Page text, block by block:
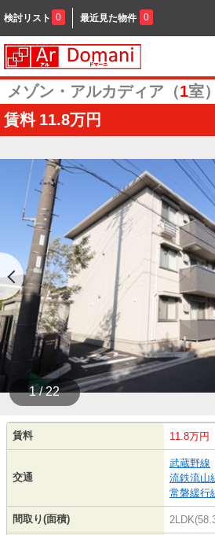
検討リスト 0 最近見た物件 0
メゾン・アルカディア（1室）
賃料 11.8万円
1 / 22
賃料 11.8万円
交通
武蔵野線
流鉄流山
常磐緩行
間取り(面積)